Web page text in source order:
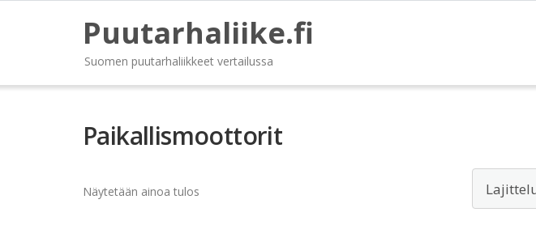
Puutarhaliike.fi
Suomen puutarhaliikkeet vertailussa
Paikallismoottorit
Näytetään ainoa tulos